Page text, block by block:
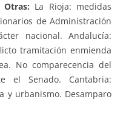
Otras: La Rioja: medidas
de Administración
nacional. Andalucía:
tramitación enmienda
No comparecencia del
el Senado. Cantabria:
y urbanismo. Desamparo